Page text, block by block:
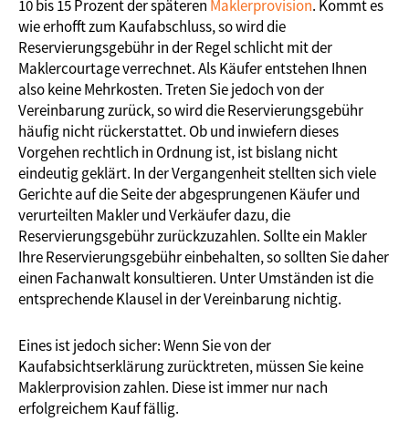
10 bis 15 Prozent der späteren Maklerprovision. Kommt es
wie erhofft zum Kaufabschluss, so wird die
Reservierungsgebühr in der Regel schlicht mit der
Maklercourtage verrechnet. Als Käufer entstehen Ihnen
also keine Mehrkosten. Treten Sie jedoch von der
Vereinbarung zurück, so wird die Reservierungsgebühr
häufig nicht rückerstattet. Ob und inwiefern dieses
Vorgehen rechtlich in Ordnung ist, ist bislang nicht
eindeutig geklärt. In der Vergangenheit stellten sich viele
Gerichte auf die Seite der abgesprungenen Käufer und
verurteilten Makler und Verkäufer dazu, die
Reservierungsgebühr zurückzuzahlen. Sollte ein Makler
Ihre Reservierungsgebühr einbehalten, so sollten Sie daher
einen Fachanwalt konsultieren. Unter Umständen ist die
entsprechende Klausel in der Vereinbarung nichtig.
Eines ist jedoch sicher: Wenn Sie von der
Kaufabsichtserklärung zurücktreten, müssen Sie keine
Maklerprovision zahlen. Diese ist immer nur nach
erfolgreichem Kauf fällig.